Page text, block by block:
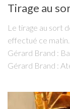
Tirage au
Le tirage au sort
effectué ce
Gérard Brand :
Gérard Brand :